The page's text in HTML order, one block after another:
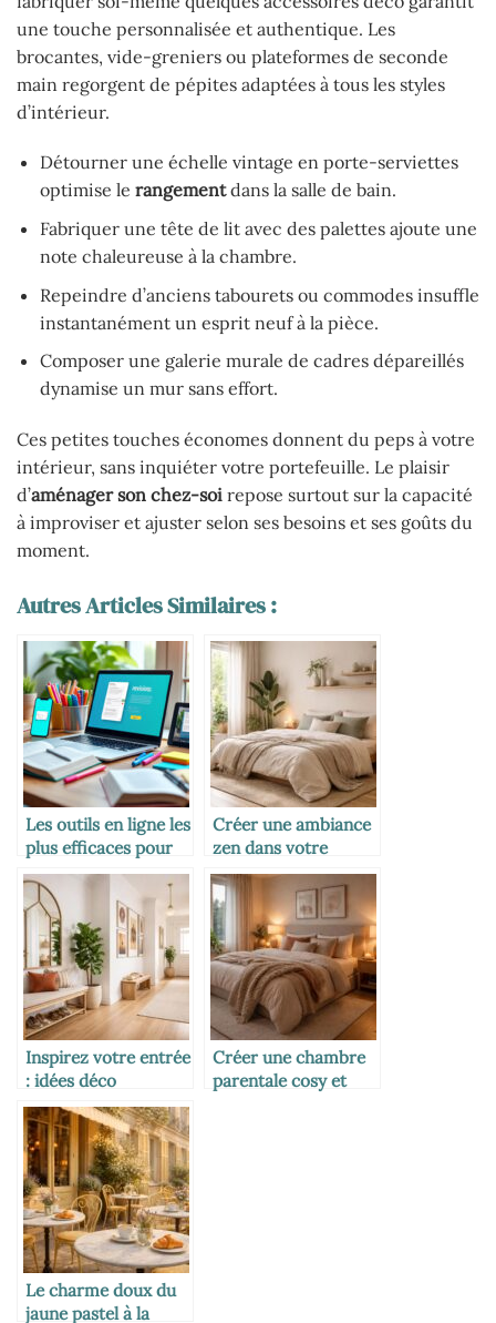
une touche personnalisée et authentique. Les
brocantes, vide-greniers ou plateformes de seconde
main regorgent de pépites adaptées à tous les styles
d’intérieur.
Détourner une échelle vintage en porte-serviettes
optimise le rangementdans la salle de bain.
Fabriquer une tête de lit avec des palettes ajoute une
note chaleureuse à la chambre.
Repeindre d’anciens tabourets ou commodes insuffle
instantanément un esprit neuf à la pièce.
Composer une galerie murale de cadres dépareillés
dynamise un mur sans effort.
Ces petites touches économes donnent du peps à votre
intérieur, sans inquiéter votre portefeuille. Le plaisir
d’aménager son chez-soi repose surtout sur la capacité
à improviser et ajuster selon ses besoins et ses goûts du
moment.
Autres Articles Similaires :
Les outils en ligne les
plus efficaces pour
réviser
Créer une ambiance
zen dans votre
chambre à coucher :
guide pour un
espace apaisant et
harmonieux
Inspirez votre entrée
: idées déco
originales pour
sublimer votre
couloir
Créer une chambre
parentale cosy et
Le charme doux du
jaune pastel à la